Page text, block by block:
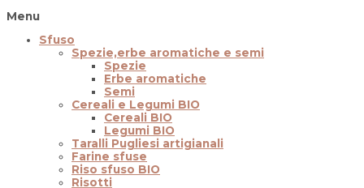
Menu
Sfuso
Spezie,erbe aromatiche e semi
Spezie
Erbe aromatiche
Semi
Cereali e Legumi BIO
Cereali BIO
Legumi BIO
Taralli Pugliesi artigianali
Farine sfuse
Riso sfuso BIO
Risotti